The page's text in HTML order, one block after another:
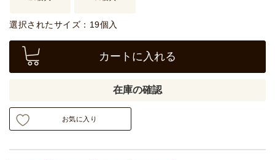
選択されたサイズ：19個入
カートに入れる
在庫の確認
お気に入り